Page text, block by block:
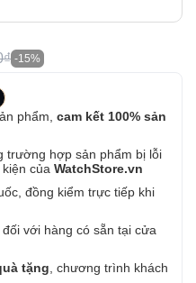
-15%
phẩm, cam kết 100% sản
trường hợp sản phẩm bị lỗi
của WatchStore.vn
đồng kiểm trực tiếp khi
với hàng có sẵn tại cửa
tặng , chương trình khách